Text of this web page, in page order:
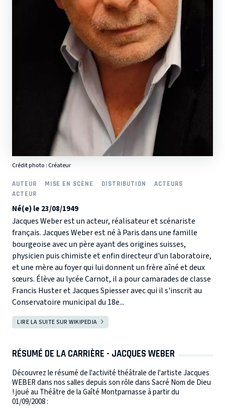
Crédit photo :Créateur
AUTEUR MISE EN SCÈNE DISTRIBUTION
ACTEURS
ACTEUR
Né(e) le 23/08/1949
Jacques Weber est un acteur, réalisateur et scénariste
français. Jacques Weber est né à Paris dans une famille
bourgeoise avec un père ayant des origines suisses,
physicien puis chimiste et enfin directeur d'un laboratoire,
et une mère au foyer qui lui donnent un frère aîné et deux
sœurs. Élève au lycée Carnot, il a pour camarades de classe
Francis Huster et Jacques Spiesser avec qui il s'inscrit au
Conservatoire municipal du 18e...
LIRE LA SUITE SUR WIKIPEDIA
RÉSUMÉ DE LA CARRIÈRE - JACQUES WEBER
Découvrez le résumé de l'activité théâtrale de l'artiste Jacques
WEBER dans nos salles depuis son rôle dans Sacré Nom de Dieu
! joué au Théâtre de la Gaîté Montparnasse à partir du
01/09/2008 :